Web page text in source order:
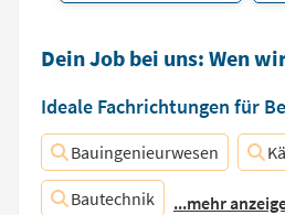
Dein Job bei uns: Wen
Ideale Fachrichtungen für
Bauingenieurwesen
Bautechnik ...mehr